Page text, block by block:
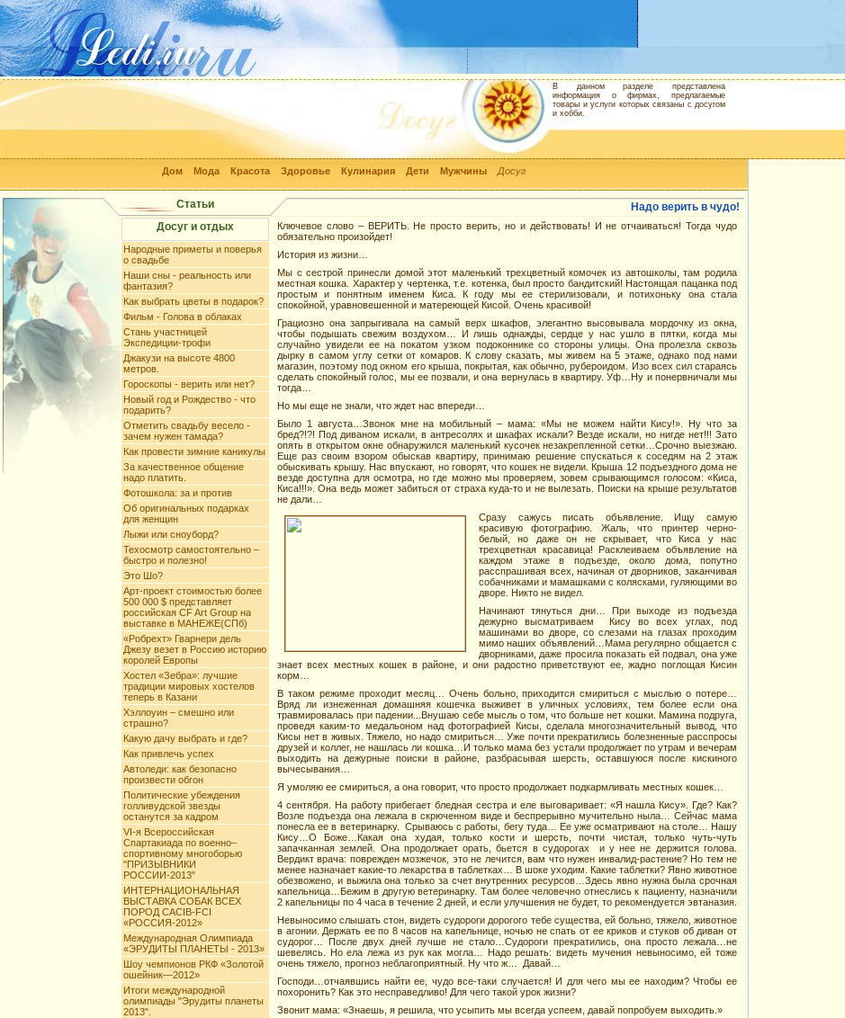
Дом Мода Красота Здоровье Кулинария Дети Мужчины Досуг
В данном разделе представлена
информация о фирмах, предлагаемые
товары и услуги которых связаны с досугом
и хобби.
Статьи
Надо верить в чудо!
Досуг и отдых
Народные приметы и поверья
о свадьбе
Наши сны - реальность или
фантазия?
Как выбрать цветы в подарок?
Фильм - Голова в облаках
Стань участницей
Экспедиции-трофи
Джакузи на высоте 4800
метров.
Гороскопы - верить или нет?
Новый год и Рождество - что
подарить?
Отметить свадьбу весело -
зачем нужен тамада?
Как провести зимние каникулы
За качественное общение
надо платить.
Фотошкола: за и против
Об оригинальных подарках
для женщин
Лыжи или сноуборд?
Техосмотр самостоятельно –
быстро и полезно!
Это Шо?
Арт-проект стоимостью более
500 000 $ представляет
российская CF Art Group на
выставке в МАНЕЖЕ(СПб)
«Робрехт» Гварнери дель
Джезу везет в Россию историю
королей Европы
Хостел «Зебра»: лучшие
традиции мировых хостелов
теперь в Казани
Хэллоуин – смешно или
страшно?
Какую дачу выбрать и где?
Как привлечь успех
Автоледи: как безопасно
произвести обгон
Политические убеждения
голливудской звезды
останутся за кадром
VI-я Всероссийская
Спартакиада по военно–
спортивному многоборью
"ПРИЗЫВНИКИ
РОССИИ-2013"
ИНТЕРНАЦИОНАЛЬНАЯ
ВЫСТАВКА СОБАК ВСЕХ
ПОРОД CACIB-FCI
«РОССИЯ-2012»
Международная Олимпиада
«ЭРУДИТЫ ПЛАНЕТЫ - 2013»
Шоу чемпионов РКФ «Золотой
ошейник—2012»
Итоги международной
олимпиады "Эрудиты планеты
2013".
Ключевое слово – ВЕРИТЬ. Не просто верить, но и действовать! И не отчаиваться! Тогда чудо
обязательно произойдет!
История из жизни…
Мы с сестрой принесли домой этот маленький трехцветный комочек из автошколы, там родила
местная кошка. Характер у чертенка, т.е. котенка, был просто бандитский! Настоящая пацанка под
простым и понятным именем Киса. К году мы ее стерилизовали, и потихоньку она стала
спокойной, уравновешенной и матереющей Кисой. Очень красивой!
Грациозно она запрыгивала на самый верх шкафов, элегантно высовывала мордочку из окна,
чтобы подышать свежим воздухом… И лишь однажды, сердце у нас ушло в пятки, когда мы
случайно увидели ее на покатом узком подоконнике со стороны улицы. Она пролезла сквозь
дырку в самом углу сетки от комаров. К слову сказать, мы живем на 5 этаже, однако под нами
магазин, поэтому под окном его крыша, покрытая, как обычно, рубероидом. Изо всех сил стараясь
сделать спокойный голос, мы ее позвали, и она вернулась в квартиру. Уф…Ну и понервничали мы
тогда…
Но мы еще не знали, что ждет нас впереди…
Было 1 августа…Звонок мне на мобильный – мама: «Мы не можем найти Кису!». Ну что за
бред?!?! Под диваном искали, в антресолях и шкафах искали? Везде искали, но нигде нет!!! Зато
опять в открытом окне обнаружился маленький кусочек незакрепленной сетки…Срочно выезжаю.
Еще раз своим взором обыскав квартиру, принимаю решение спускаться к соседям на 2 этаж
обыскивать крышу. Нас впускают, но говорят, что кошек не видели. Крыша 12 подъездного дома не
везде доступна для осмотра, но где можно мы проверяем, зовем срывающимся голосом: «Киса,
Киса!!!». Она ведь может забиться от страха куда-то и не вылезать. Поиски на крыше результатов
не дали…
Сразу сажусь писать объявление. Ищу самую
красивую фотографию. Жаль, что принтер черно-
белый, но даже он не скрывает, что Киса у нас
трехцветная красавица! Расклеиваем объявление на
каждом этаже в подъезде, около дома, попутно
расспрашивая всех, начиная от дворников, заканчивая
собачниками и мамашками с колясками, гуляющими во
дворе. Никто не видел.
Начинают тянуться дни… При выходе из подъезда
дежурно высматриваем Кису во всех углах, под
машинами во дворе, со слезами на глазах проходим
мимо наших объявлений…Мама регулярно общается с
дворниками, даже просила показать ей подвал, она уже
знает всех местных кошек в районе, и они радостно приветствуют ее, жадно поглощая Кисин
корм…
В таком режиме проходит месяц… Очень больно, приходится смириться с мыслью о потере…
Вряд ли изнеженная домашняя кошечка выживет в уличных условиях, тем более если она
травмировалась при падении...Внушаю себе мысль о том, что больше нет кошки. Мамина подруга,
проведя каким-то медальоном над фотографией Кисы, сделала многозначительный вывод, что
Кисы нет в живых. Тяжело, но надо смириться… Уже почти прекратились болезненные расспросы
друзей и коллег, не нашлась ли кошка…И только мама без устали продолжает по утрам и вечерам
выходить на дежурные поиски в районе, разбрасывая шерсть, оставшуюся после кискиного
вычесывания…
Я умоляю ее смириться, а она говорит, что просто продолжает подкармливать местных кошек…
4 сентября. На работу прибегает бледная сестра и еле выговаривает: «Я нашла Кису». Где? Как?
Возле подъезда она лежала в скрюченном виде и беспрерывно мучительно ныла… Сейчас мама
понесла ее в ветеринарку. Срываюсь с работы, бегу туда… Ее уже осматривают на столе… Нашу
Кису…О Боже…Какая она худая, только кости и шерсть, почти чистая, только чуть-чуть
запачканная землей. Она продолжает орать, бьется в судорогах и у нее не держится голова.
Вердикт врача: поврежден мозжечок, это не лечится, вам что нужен инвалид-растение? Но тем не
менее назначает какие-то лекарства в таблетках… В шоке уходим. Какие таблетки? Явно животное
обезвожено, и выжила она только за счет внутренних ресурсов…Здесь явно нужна была срочная
капельница…Бежим в другую ветеринарку. Там более человечно отнеслись к пациенту, назначили
2 капельницы по 4 часа в течение 2 дней, и если улучшения не будет, то рекомендуется эвтаназия.
Невыносимо слышать стон, видеть судороги дорогого тебе существа, ей больно, тяжело, животное
в агонии. Держать ее по 8 часов на капельнице, ночью не спать от ее криков и стуков об диван от
судорог… После двух дней лучше не стало…Судороги прекратились, она просто лежала…не
шевелясь. Но ела лежа из рук как могла… Надо решать: видеть мучения невыносимо, ей тоже
очень тяжело, прогноз неблагоприятный. Ну что ж… Давай…
Господи…отчаявшись найти ее, чудо все-таки случается! И для чего мы ее находим? Чтобы ее
похоронить? Как это несправедливо! Для чего такой урок жизни?
Звонит мама: «Знаешь, я решила, что усыпить мы всегда успеем, давай попробуем выходить.»